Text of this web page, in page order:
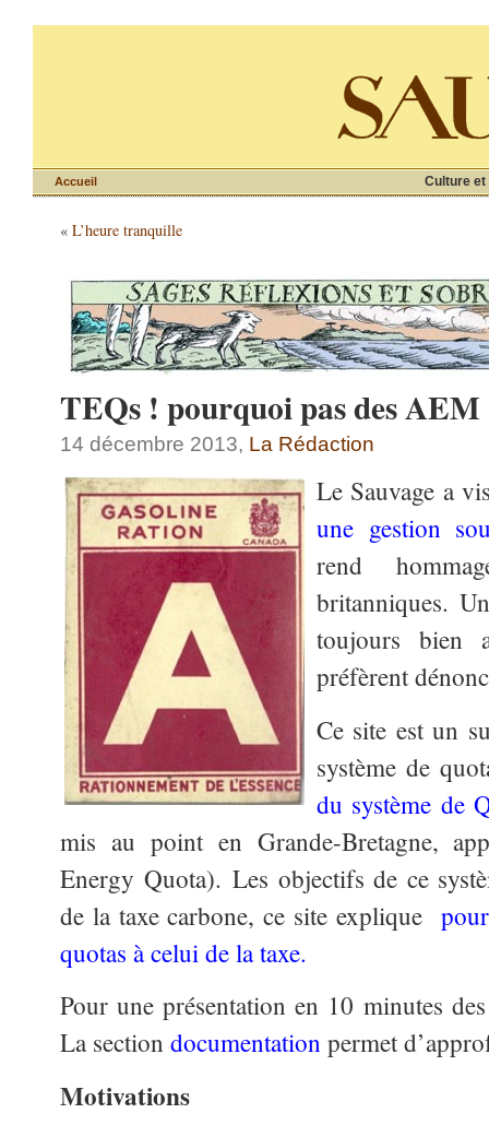
Culture et
Accueil
« L’heure tranquille
TEQs ! pourquoi pas des AEM
14 décembre 2013, La Rédaction
Le Sauvage a
une gestion
rend
britanniques.
toujours bien
préfèrent
Ce site est un
système de
du système de
mis au point en Grande-Bretagne,
Energy Quota). Les objectifs de ce
de la taxe carbone, ce site explique
quotas à celui de la taxe.
Pour une présentation en 10 minutes
La section documentation permet
Motivations